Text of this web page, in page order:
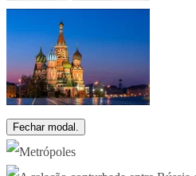
Fechar modal.